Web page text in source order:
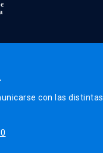
con las